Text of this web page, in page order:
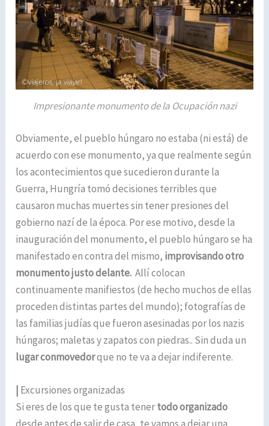
Impresionante monumento de la Ocupación nazi
Obviamente, el pueblo húngaro no estaba (ni está) de
acuerdo con ese monumento, ya que realmente según
los acontecimientos que sucedieron durante la
Guerra, Hungría tomó decisiones terribles que
causaron muchas muertes sin tener presiones del
gobierno nazí de la época. Por ese motivo, desde la
inauguración del monumento, el pueblo húngaro se ha
manifestado en contra del mismo, improvisando otro
monumento justo delante.Allí colocan
continuamente manifiestos (de hecho muchos de ellas
proceden distintas partes del mundo); fotografías de
las familias judías que fueron asesinadas por los nazis
húngaros; maletas y zapatos con piedras.. Sin duda un
lugar conmovedorque no te va a dejar indiferente.
| Excursiones organizadas
Si eres de los que te gusta tenertodo organizado